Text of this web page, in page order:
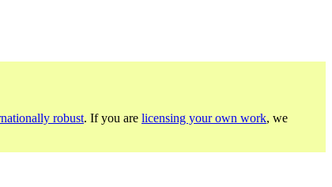
robust. If you are licensing your own work, we